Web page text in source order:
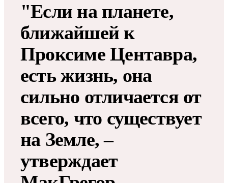
"Если на планете,
ближайшей к
Проксиме Центавра,
есть жизнь, она
сильно отличается от
всего, что существует
на Земле, –
утверждает